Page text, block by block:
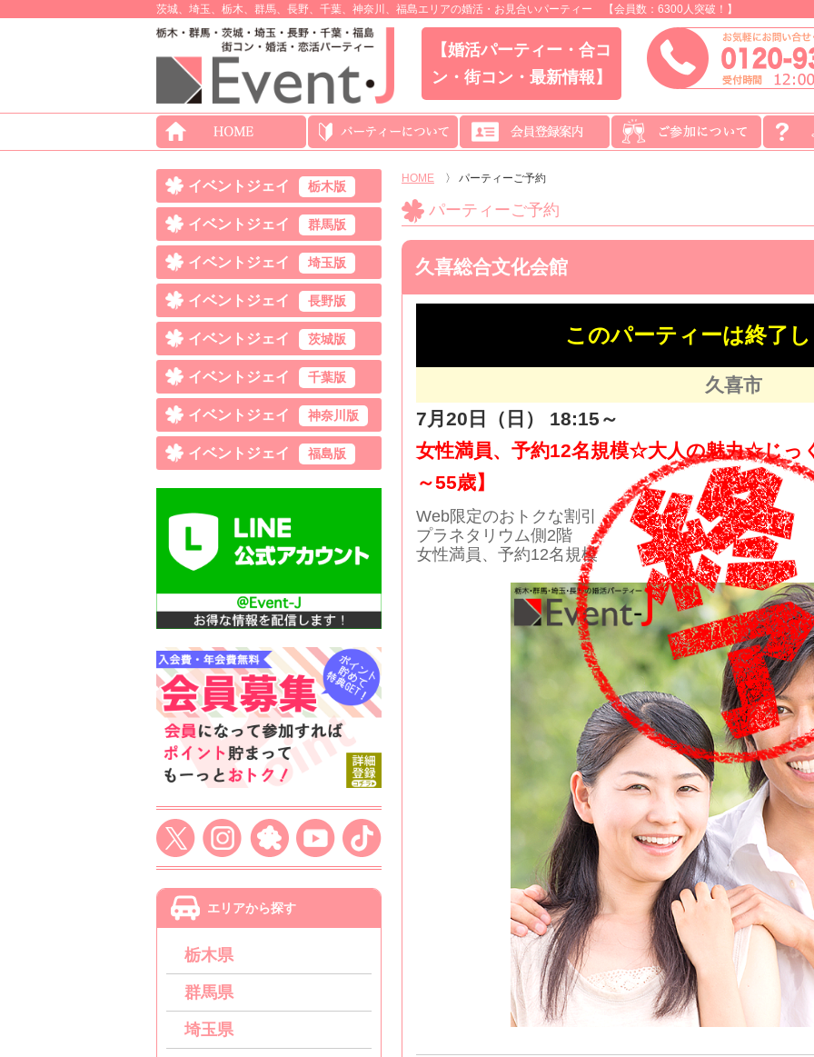
茨城、埼玉、栃木、群馬、長野、千葉、神奈川、福島エリアの婚活・お見合いパーティー 【会員数：6300人突破！】
【婚活パーティー・合コ
ン・街コン・最新情報】
イベントジェイ 栃木版
イベントジェイ 群馬版
イベントジェイ 埼玉版
イベントジェイ 長野版
イベントジェイ 茨城版
イベントジェイ 千葉版
イベントジェイ 神奈川版
イベントジェイ 福島版
エリアから探す
栃木県
群馬県
埼玉県
HOME 〉 パーティーご予約
パーティーご予約
久喜総合文化会館
このパーティーは終了
久喜市
7月20日（日） 18:15～
女性満員、予約12名規模☆大人の魅力☆じっ
～55歳】
Web限定のおトクな割引
プラネタリウム側2階
女性満員、予約12名規模